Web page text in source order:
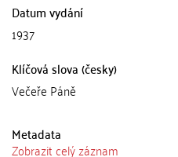
Datum vydání
1937
Klíčová slova (česky)
Večeře Páně
Metadata
Zobrazit celý záznam